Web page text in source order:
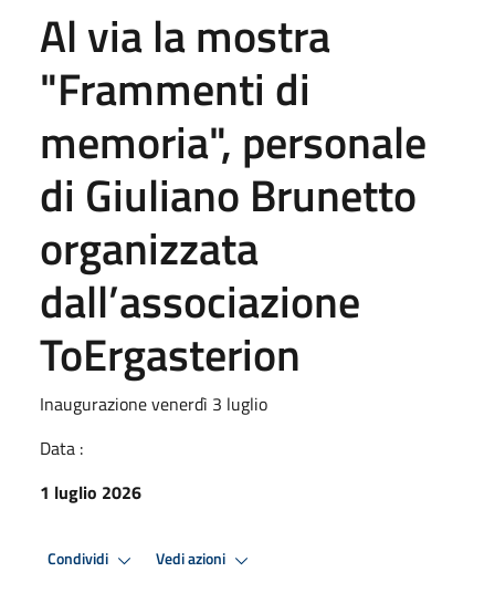
Al via la mostra
"Frammenti di
memoria", personale
di Giuliano Brunetto
organizzata
dall’associazione
ToErgasterion
Inaugurazione venerdì 3 luglio
Data :
1 luglio 2026
Condividi Vedi azioni